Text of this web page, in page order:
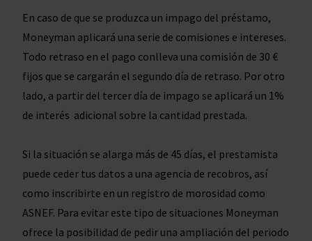
En caso de que se produzca un impago del préstamo,
Moneyman aplicará una serie de comisiones e intereses.
Todo retraso en el pago conlleva una comisión de 30 €
fijos que se cargarán el segundo día de retraso. Por otro
lado, a partir del tercer día de impago se aplicará un 1%
de interés adicional sobre la cantidad prestada.
Si la situación se alarga más de 45 días, el prestamista
puede ceder tus datos a una agencia de recobros, así
como inscribirte en un registro de morosidad como
ASNEF. Para evitar este tipo de situaciones Moneyman
ofrece la posibilidad de pedir una ampliación del periodo